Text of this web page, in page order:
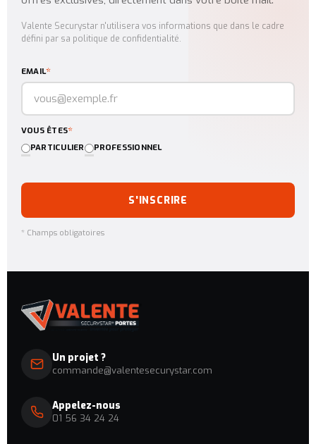
Valente Securystar n'utilisera vos informations que dans le cadre
défini par sa politique de confidentialité.
EMAIL*
VOUS ÊTES*
PARTICULIER PROFESSIONNEL
S'INSCRIRE
* Champs obligatoires
Un projet ?
commande@valentesecurystar.com
Appelez-nous
01 56 34 24 24